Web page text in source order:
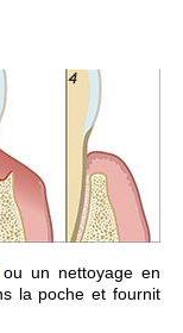
ou un nettoyage en
la poche et fournit